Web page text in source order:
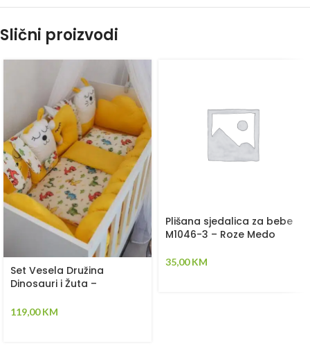
Slični proizvodi
Set Vesela Družina
Dinosauri i Žuta –
pletenica, plahta, jastuk,
119,00KM
Plišana sjedalica za bebe
M1046-3 – Roze Medo
35,00KM